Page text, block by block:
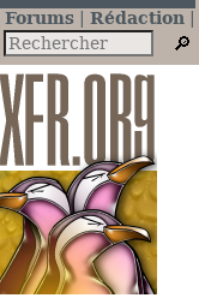
Forums
Rédaction